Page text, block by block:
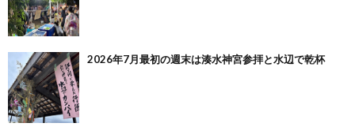
2026年7月最初の週末は湊水神宮参拝と水辺で乾杯